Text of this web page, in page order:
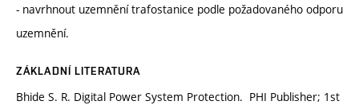
- navrhnout uzemnění trafostanice podle požadovaného odporu
uzemnění.
ZÁKLADNÍ LITERATURA
Bhide S. R. Digital Power System Protection. ‎ PHI Publisher; 1st